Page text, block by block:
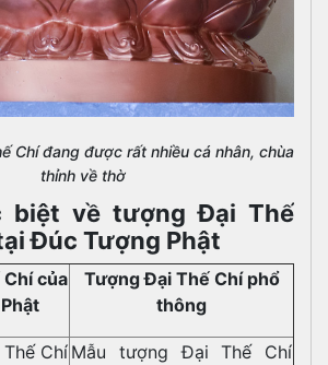
Chí đang được rất nhiều cá nhân, chùa
thỉnh về thờ
biệt về tượng Đại Thế
Đúc Tượng Phật
của
Tượng Đại Thế Chí phổ
thông
Chí Mẫu tượng Đại Thế Chí